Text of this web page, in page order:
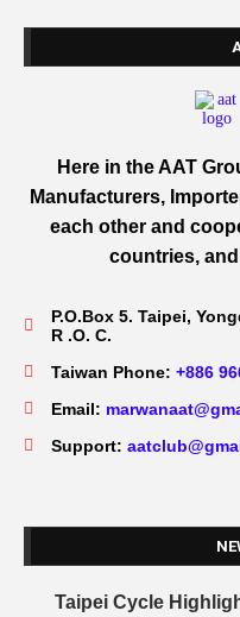
Here in the AAT
Manufacturers,
each other and
countries,
P.O.Box 5. Taipei,
R .O. C.
Taiwan Phone: +886
Email:
Support:
Taipei Cycle